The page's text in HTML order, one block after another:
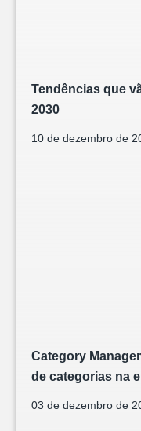
Tendências que
2030
10 de dezembro de
Category
de categorias na
03 de dezembro de